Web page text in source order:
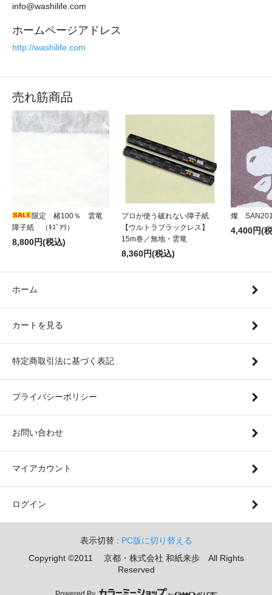
info@washilife.com
ホームページアドレス
http://washilife.com
売れ筋商品
限定 楮100％ 雲竜
障子紙 （ｷｽﾞｱﾘ）
8,800円(税込)
プロが使う破れない障子紙
【ウルトラブラックレス】
15m巻／無地・雲竜
8,360円(税込)
燦
4,400円(
ホーム
カートを見る
特定商取引法に基づく表記
プライバシーポリシー
お問い合わせ
マイアカウント
ログイン
表示切替 : PC版に切り替える
Copyright ©2011 京都・株式会社 和紙来歩 All Rights
Reserved